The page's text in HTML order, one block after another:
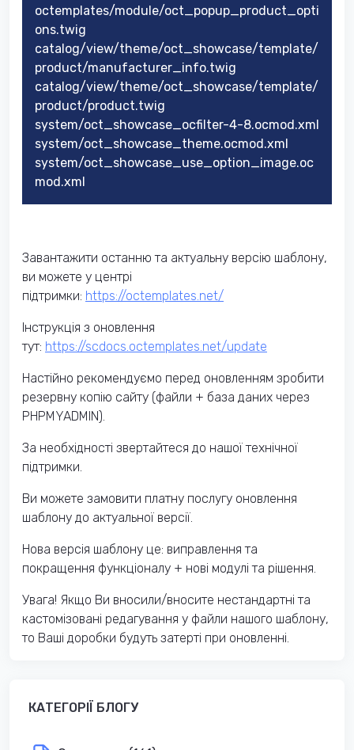
octemplates/module/oct_popup_product_opti
ons.twig
catalog/view/theme/oct_showcase/template/
product/manufacturer_info.twig
catalog/view/theme/oct_showcase/template/
product/product.twig
system/oct_showcase_ocfilter-4-8.ocmod.xml
system/oct_showcase_theme.ocmod.xml
system/oct_showcase_use_option_image.oc
mod.xml
Завантажити останню та актуальну версію шаблону,
ви можете у центрі
підтримки: https://octemplates.net/
Інструкція з оновлення
тут: https://scdocs.octemplates.net/update
Настійно рекомендуємо перед оновленням зробити
резервну копію сайту (файли + база даних через
PHPMYADMIN).
За необхідності звертайтеся до нашої технічної
підтримки.
Ви можете замовити платну послугу оновлення
шаблону до актуальної версії.
Нова версія шаблону це: виправлення та
покращення функціоналу + нові модулі та рішення.
Увага! Якщо Ви вносили/вносите нестандартні та
кастомізовані редагування у файли нашого шаблону,
то Ваші доробки будуть затерті при оновленні.
КАТЕГОРІЇ БЛОГУ